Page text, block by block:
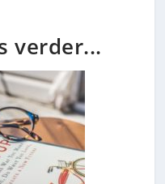
verder...